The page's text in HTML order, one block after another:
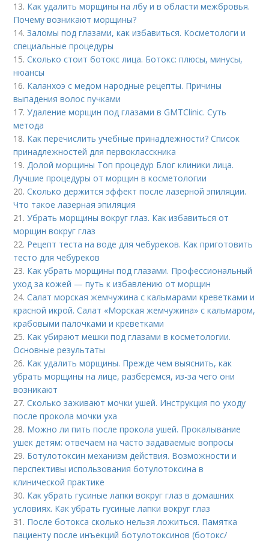
13. Как удалить морщины на лбу и в области межбровья.
Почему возникают морщины?
14.Заломы под глазами, как избавиться. Косметологи и
специальные процедуры
15.Сколько стоит ботокс лица. Ботокс: плюсы, минусы,
нюансы
16. Каланхоэ с медом народные рецепты. Причины
выпадения волос пучками
17.Удаление морщин под глазами в GMTClinic. Суть
метода
18. Как перечислить учебные принадлежности? Список
принадлежностей для первокласскника
19.Долой морщины Топ процедур Блог клиники лица.
Лучшие процедуры от морщин в косметологии
20.Сколько держится эффект после лазерной эпиляции.
Что такое лазерная эпиляция
21.Убрать морщины вокруг глаз. Как избавиться от
морщин вокруг глаз
22. Рецепт теста на воде для чебуреков. Как приготовить
тесто для чебуреков
23. Как убрать морщины под глазами. Профессиональный
уход за кожей — путь к избавлению от морщин
24.Салат морская жемчужина с кальмарами креветками и
красной икрой. Салат «Морская жемчужина» с кальмаром,
крабовыми палочками и креветками
25. Как убирают мешки под глазами в косметологии.
Основные результаты
26. Как удалить морщины. Прежде чем выяснить, как
убрать морщины на лице, разберёмся, из-за чего они
возникают
27.Сколько заживают мочки ушей. Инструкция по уходу
после прокола мочки уха
28. Можно ли пить после прокола ушей. Прокалывание
ушек детям: отвечаем на часто задаваемые вопросы
29. Ботулотоксин механизм действия. Возможности и
перспективы использования ботулотоксина в
клинической практике
30. Как убрать гусиные лапки вокруг глаз в домашних
условиях. Как убрать гусиные лапки вокруг глаз
31. После ботокса сколько нельзя ложиться. Памятка
пациенту после инъекций ботулотоксинов (ботокс/